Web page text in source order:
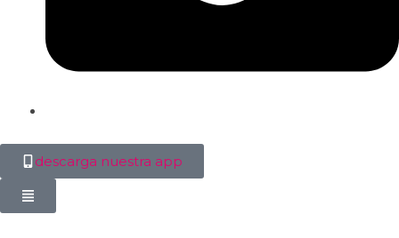
descarga nuestra app